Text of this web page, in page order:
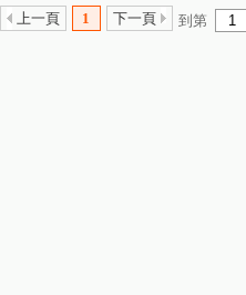
上一頁 1 下一頁 到第